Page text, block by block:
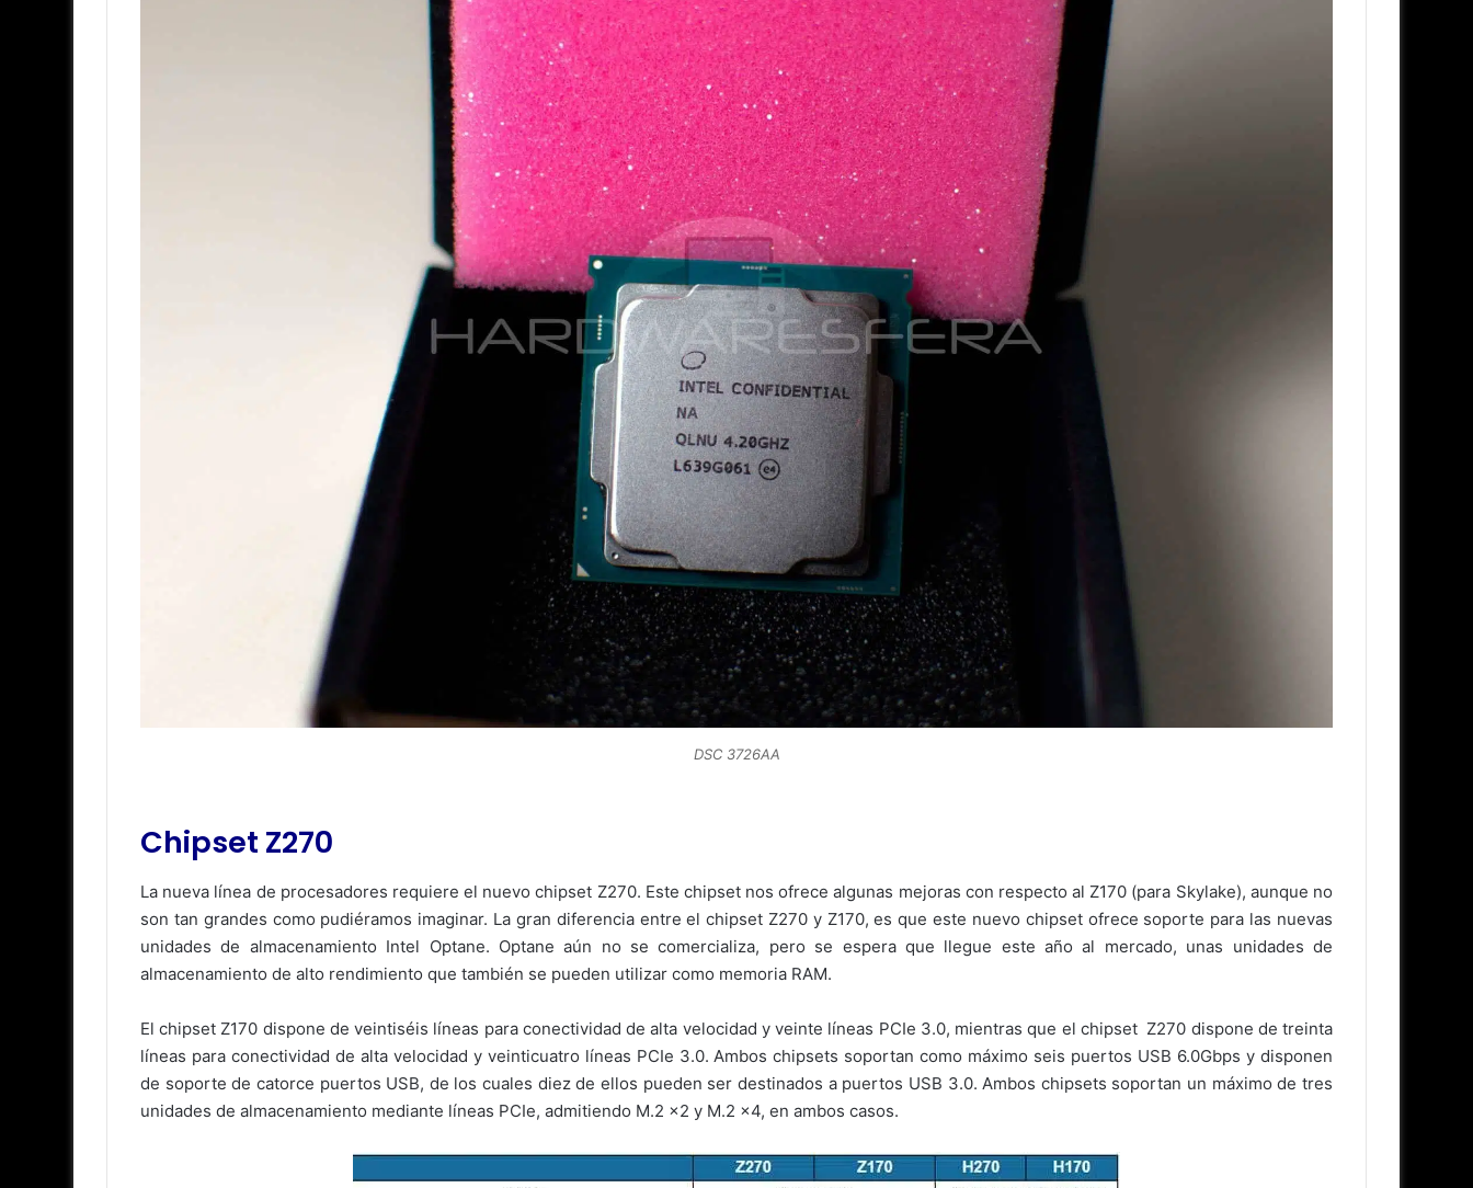
DSC 3726AA
Chipset Z270
La nueva línea de procesadores requiere el nuevo chipset Z270. Este chipset nos ofrece algunas mejoras con respecto al Z170 (para Skylake), aunque no
son tan grandes como pudiéramos imaginar. La gran diferencia entre el chipset Z270 y Z170, es que este nuevo chipset ofrece soporte para las nuevas
unidades de almacenamiento Intel Optane. Optane aún no se comercializa, pero se espera que llegue este año al mercado, unas unidades de
almacenamiento de alto rendimiento que también se pueden utilizar como memoria RAM.
El chipset Z170 dispone de veintiséis líneas para conectividad de alta velocidad y veinte líneas PCIe 3.0, mientras que el chipset Z270 dispone de treinta
líneas para conectividad de alta velocidad y veinticuatro líneas PCIe 3.0. Ambos chipsets soportan como máximo seis puertos USB 6.0Gbps y disponen
de soporte de catorce puertos USB, de los cuales diez de ellos pueden ser destinados a puertos USB 3.0. Ambos chipsets soportan un máximo de tres
unidades de almacenamiento mediante líneas PCIe, admitiendo M.2 x2 y M.2 x4, en ambos casos.